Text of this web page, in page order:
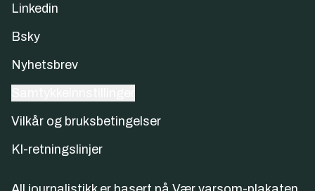
Linkedin
Bsky
Nyhetsbrev
Vilkår og bruksbetingelser
KI-retningslinjer